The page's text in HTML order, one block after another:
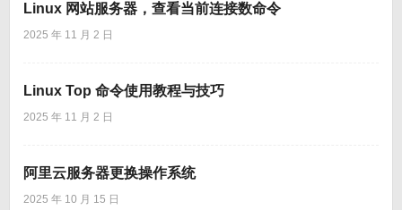
Linux 网站服务器，查看当前连接数命令
2025 年 11 月 2 日
Linux Top 命令使用教程与技巧
2025 年 11 月 2 日
阿里云服务器更换操作系统
2025 年 10 月 15 日